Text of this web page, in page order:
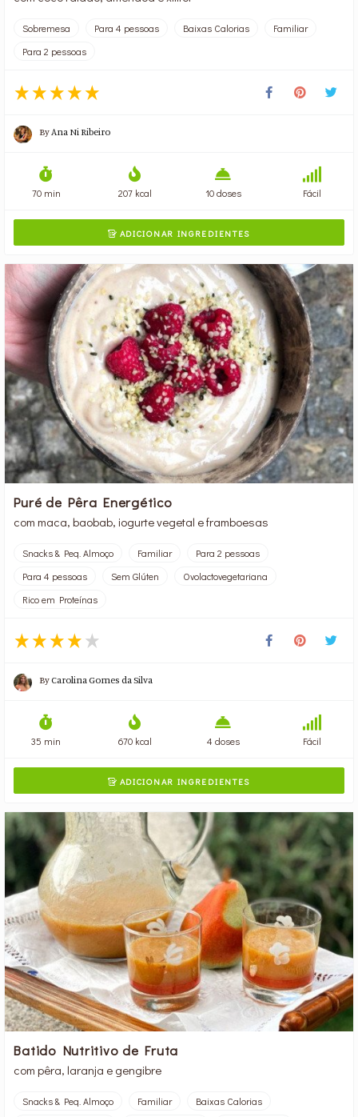
Sobremesa Para 4 pessoas Baixas Calorias
Familiar
Para 2 pessoas
ByAna Ni Ribeiro
70 min 207 kcal 10 doses Fácil
ADICIONAR INGREDIENTES
Puré de Pêra Energético
com maca, baobab, iogurte vegetal e framboesas
Snacks & Peq. Almoço Familiar
Para 2 pessoas
Para 4 pessoas
Sem Glúten
Ovolactovegetariana
Rico em Proteínas
ByCarolina Gomes da Silva
35 min 670 kcal 4 doses Fácil
ADICIONAR INGREDIENTES
Batido Nutritivo de Fruta
com pêra, laranja e gengibre
Snacks & Peq. Almoço Familiar
Baixas Calorias